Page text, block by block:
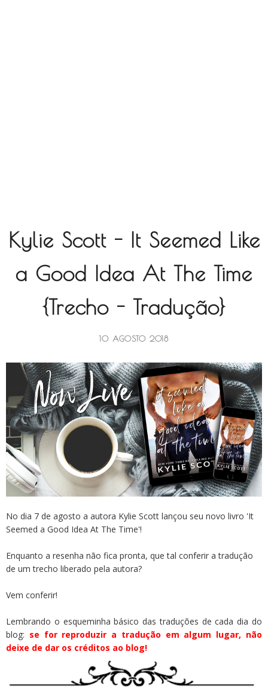
Kylie Scott - It Seemed Like
a Good Idea At The Time
{Trecho - Tradução}
10 AGOSTO 2018
No dia 7 de agosto a autora Kylie Scott lançou seu novo livro 'It
Seemed a Good Idea At The Time'!
Enquanto a resenha não fica pronta, que tal conferir a tradução
de um trecho liberado pela autora?
Vem conferir!
Lembrando o esqueminha básico das traduções de cada dia do
blog: se for reproduzir a tradução em algum lugar, não
deixe de dar os créditos ao blog!